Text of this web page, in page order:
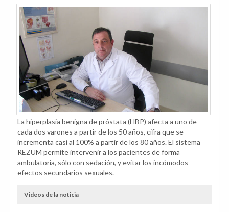
La hiperplasia benigna de próstata (HBP) afecta a uno de
cada dos varones a partir de los 50 años, cifra que se
incrementa casi al 100% a partir de los 80 años. El sistema
REZUM permite intervenir a los pacientes de forma
ambulatoria, sólo con sedación, y evitar los incómodos
efectos secundarios sexuales.
Videos de la noticia